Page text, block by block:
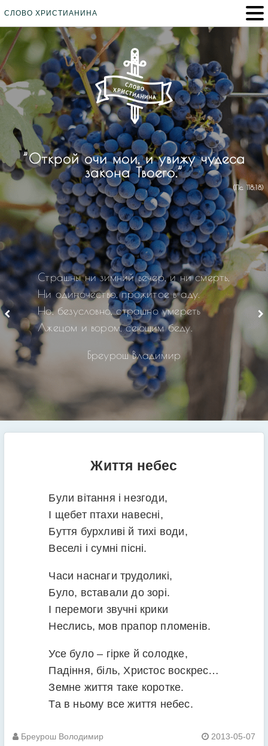
”Открой очи мои, и увижу чудеса
закона Твоего.”
(Пс. 118:18)
Страшны ни зимний вечер, и ни смерть,
Ни одиночество, прожитое в аду.
Но, безусловно, страшно умереть
Лжецом и вором, сеющим беду.
Бреурош Владимир
СЛОВО ХРИСТИАНИНА
Життя небес
Були вітання і незгоди,
І щебет птахи навесні,
Буття бурхливі й тихі води,
Веселі і сумні пісні.
Часи наснаги трудоликі,
Було, вставали до зорі.
І перемоги звучні крики
Неслись, мов прапор пломенів.
Усе було – гірке й солодке,
Падіння, біль, Христос воскрес…
Земне життя таке коротке.
Та в ньому все життя небес.
Бреурош Володимир 2013-05-07